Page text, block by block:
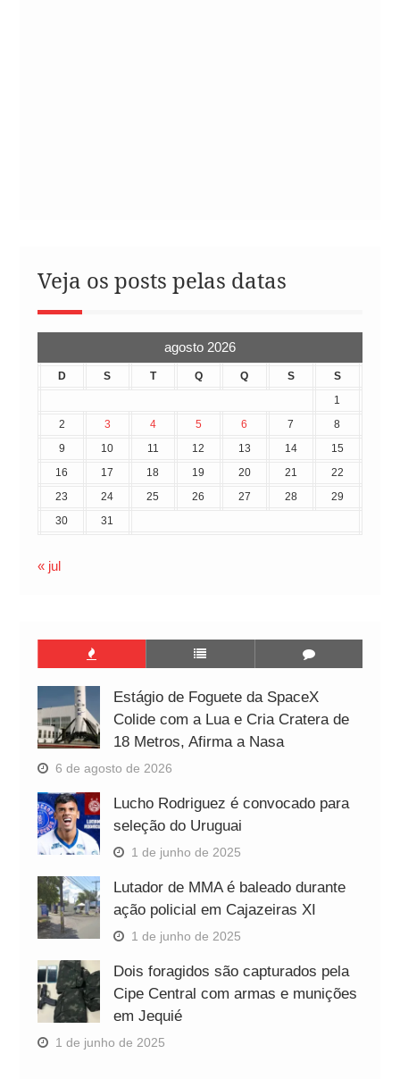
Veja os posts pelas datas
agosto 2026
D S T Q Q S
S
1
2
3 4 5 6 7
8
9
10 11 12 13 14
15
16
17 18 19 20 21
22
23
24 25 26 27 28
29
30
31
« jul
Estágio de Foguete da SpaceX
Colide com a Lua e Cria Cratera de
18 Metros, Afirma a Nasa
6 de agosto de 2026
Lucho Rodriguez é convocado para
seleção do Uruguai
1 de junho de 2025
Lutador de MMA é baleado durante
ação policial em Cajazeiras XI
1 de junho de 2025
Dois foragidos são capturados pela
Cipe Central com armas e munições
em Jequié
1 de junho de 2025